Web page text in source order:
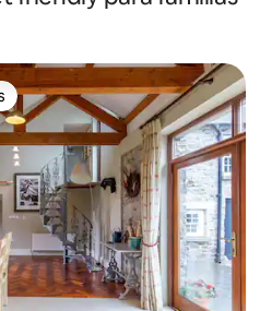
dos hóspedes